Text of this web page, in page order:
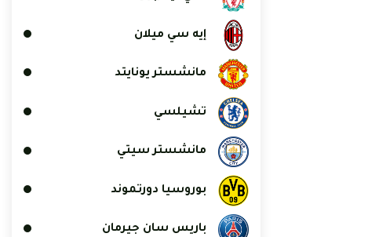
إيه سي ميلان
مانشستر يونايتد
تشيلسي
مانشستر سيتي
بوروسيا دورتموند
باريس سان جيرمان